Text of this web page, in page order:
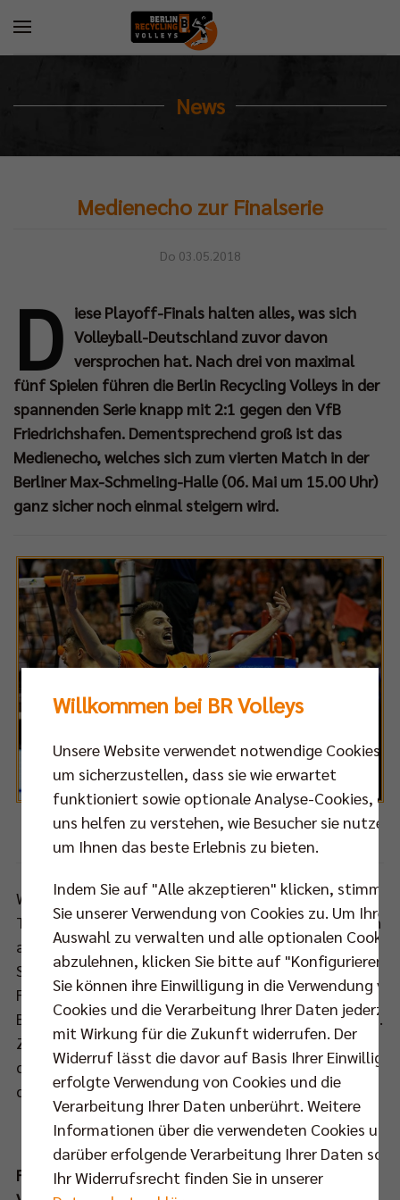
News
Medienecho zur Finalserie
Do 03.05.2018
D iese Playoff-Finals halten alles, was sich
Volleyball-Deutschland zuvor davon
versprochen hat. Nach drei von maximal
fünf Spielen führen die Berlin Recycling Volleys in der
spannenden Serie knapp mit 2:1 gegen den VfB
Friedrichshafen. Dementsprechend groß ist das
Medienecho, welches sich zum vierten Match in der
Berliner Max-Schmeling-Halle (06. Mai um 15.00 Uhr)
ganz sicher noch einmal steigern wird.
Während das rbb Fernsehen die BR Volleys dieser
Tage fast auf Schritt und Tritt begleitet, haben sich
auch die überregionalen, öffentlich-rechtlichen
Sendeanstalten der ARD und des ZDF das zweite
Finalspiel vor mehr als 7.500 Zuschauern in der
Berliner Max-Schmeling-Halle nicht entgehen lassen.
Zusätzlich liefert die Medien- und Presselandschaft
der Hauptstadt ein Potpourri an Artikeln zum "Duell
der Giganten" - eine Auswahl:
Finale 1 | VfB Friedrichshafen vs. Berlin Recycling
Willkommen bei BR Volleys
Unsere Website verwendet notwendige Cookies,
um sicherzustellen, dass sie wie erwartet
funktioniert sowie optionale Analyse-Cookies, die
uns helfen zu verstehen, wie Besucher sie nutzen,
um Ihnen das beste Erlebnis zu bieten.
Indem Sie auf "Alle akzeptieren" klicken, stimmen
Sie unserer Verwendung von Cookies zu. Um Ihre
Auswahl zu verwalten und alle optionalen Cookies
abzulehnen, klicken Sie bitte auf "Konfigurieren".
Sie können ihre Einwilligung in die Verwendung
Cookies und die Verarbeitung Ihrer Daten
mit Wirkung für die Zukunft widerrufen. Der
Widerruf lässt die davor auf Basis Ihrer
erfolgte Verwendung von Cookies und die
Verarbeitung Ihrer Daten unberührt. Weitere
Informationen über die verwendeten Cookies und
darüber erfolgende Verarbeitung Ihrer Daten
Ihr Widerrufsrecht finden Sie in unserer